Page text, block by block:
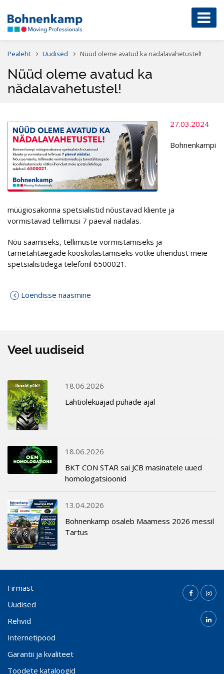
Pealeht Uudised Nüüd oleme avatud ka nädalavahetustel!
Nüüd oleme avatud ka
nädalavahetustel!
27.03.2024
Bohnenkampi
müügiosakonna spetsialistid nõustavad kliente ja
vormistavad tellimusi 7 päeval nädalas.
Nõu saamiseks, tellimuste vormistamiseks ja
tarnetähtaegade kooskõlastamiseks võtke ühendust meie
spetsialistidega telefonil 6500021.
Loendisse naasmine
Veel uudiseid
18.06.2026
Lahtiolekuajad pühade ajal
18.06.2026
BKT CON STAR sai JCB masinatele uued
homologatsioonid
13.04.2026
Bohnenkamp osaleb Maamess 2026 messil
Tartus
Firmast
Uudised
Rehvid
Internetipood
Garantii ja kvaliteet
Toodete kataloogid